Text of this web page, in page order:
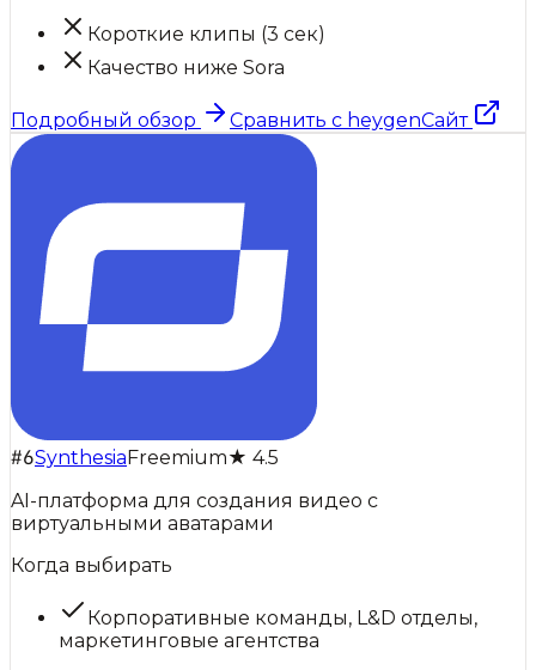
Короткие клипы (3 сек)
Качество ниже Sora
Подробный обзор Сравнить с heygenСайт
#6Synthesia Freemium★ 4.5
AI-платформа для создания видео с
виртуальными аватарами
Когда выбирать
Корпоративные команды, L&D отделы,
маркетинговые агентства